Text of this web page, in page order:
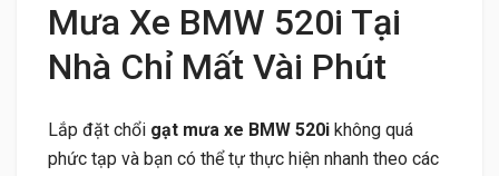
Mưa Xe BMW 520i Tại
Nhà Chỉ Mất Vài Phút
Lắp đặt chổi gạt mưa xe BMW 520i không quá
phức tạp và bạn có thể tự thực hiện nhanh theo các